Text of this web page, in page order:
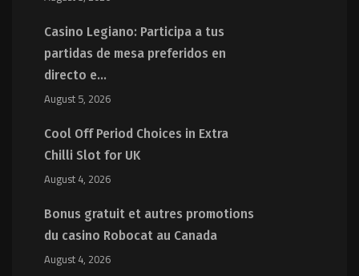
Casino Legiano: Participa a tus
partidas de mesa preferidos en
directo e...
August 5, 2026
Cool Off Period Choices in Extra
Chilli Slot for UK
August 4, 2026
Bonus gratuit et autres promotions
du casino Robocat au Canada
August 4, 2026